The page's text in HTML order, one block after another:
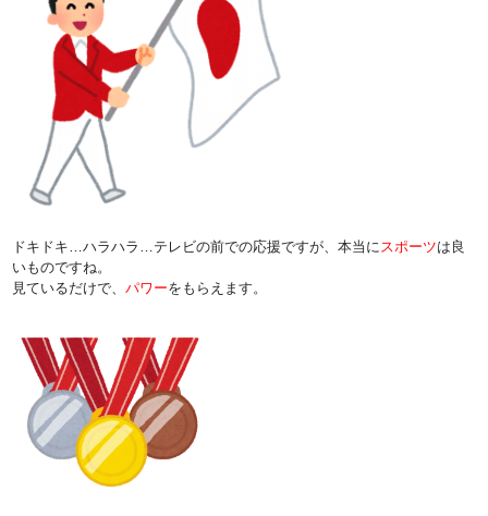
ドキドキ…ハラハラ…テレビの前での応援ですが、本当にスポーツは良
いものですね。
見ているだけで、パワーをもらえます。